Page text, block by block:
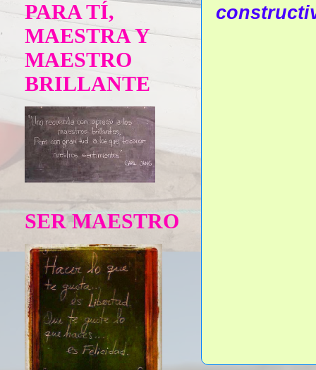
PARA TÍ,
MAESTRA Y
MAESTRO
BRILLANTE
SER MAESTRO